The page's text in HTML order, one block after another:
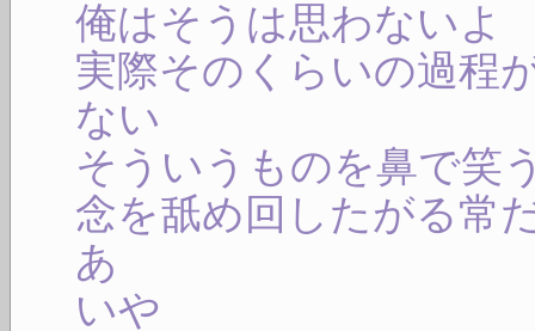
俺はそうは思わないよ
実際そのくらいの過程
ない
そういうものを鼻で笑
念を舐め回したがる常
あ
いや